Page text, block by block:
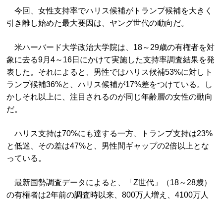
今回、女性支持率でハリス候補がトランプ候補を大きく
引き離し始めた最大要因は、ヤング世代の動向だ。
米ハーバード大学政治大学院は、18～29歳の有権者を対
象に去る9月4～16日にかけて実施した支持率調査結果を発
表した。それによると、男性ではハリス候補53%に対しト
ランプ候補36%と、ハリス候補が17%差をつけている。し
かしそれ以上に、注目されるのが同じ年齢層の女性の動向
だ。
ハリス支持は70%にも達する一方、トランプ支持は23%
と低迷、その差は47%と、男性間ギャップの2倍以上とな
っている。
最新国勢調査データによると、「Z世代」（18～28歳）
の有権者は2年前の調査時以来、800万人増え、4100万人